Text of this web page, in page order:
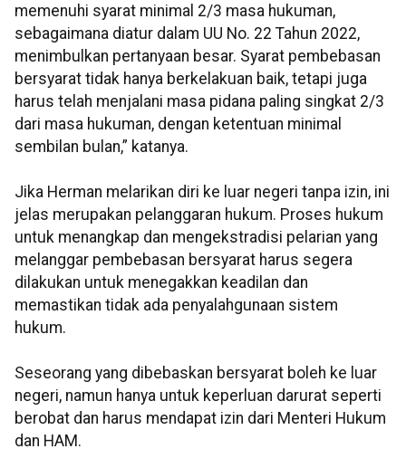
memenuhi syarat minimal 2/3 masa hukuman,
sebagaimana diatur dalam UU No. 22 Tahun 2022,
menimbulkan pertanyaan besar. Syarat pembebasan
bersyarat tidak hanya berkelakuan baik, tetapi juga
harus telah menjalani masa pidana paling singkat 2/3
dari masa hukuman, dengan ketentuan minimal
sembilan bulan,” katanya.
Jika Herman melarikan diri ke luar negeri tanpa izin, ini
jelas merupakan pelanggaran hukum. Proses hukum
untuk menangkap dan mengekstradisi pelarian yang
melanggar pembebasan bersyarat harus segera
dilakukan untuk menegakkan keadilan dan
memastikan tidak ada penyalahgunaan sistem
hukum.
Seseorang yang dibebaskan bersyarat boleh ke luar
negeri, namun hanya untuk keperluan darurat seperti
berobat dan harus mendapat izin dari Menteri Hukum
dan HAM.